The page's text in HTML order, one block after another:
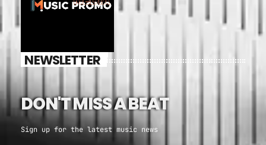
NEWSLETTER
DON'T MISS A BEAT
Sign up for the latest music news